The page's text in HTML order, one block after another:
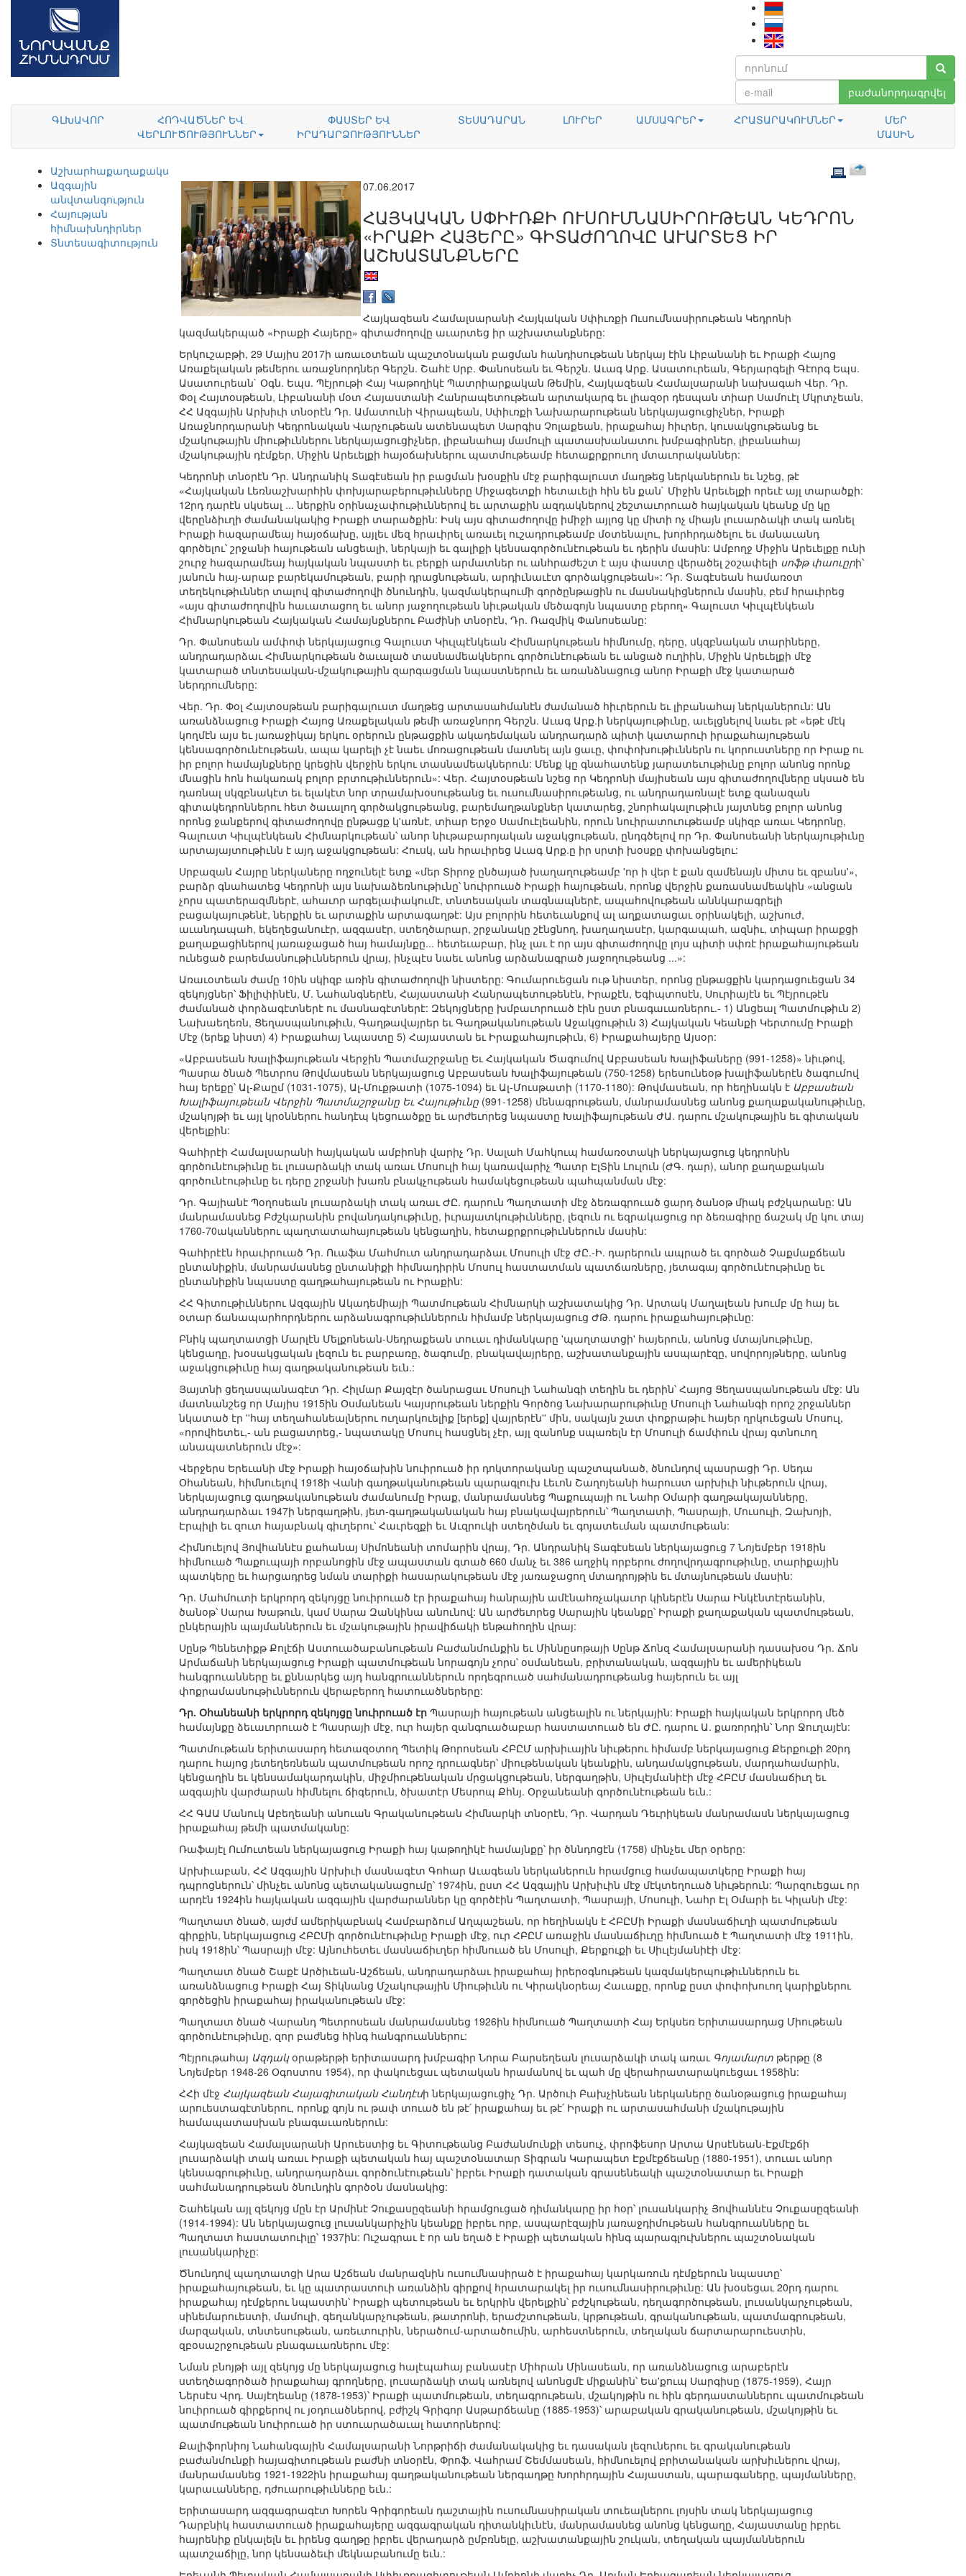
բաժանորդագրվել
ԳԼԽԱՎՈՐ
ՀՈԴՎԱԾՆԵՐ ԵՎ
ՎԵՐԼՈՒԾՈՒԹՅՈՒՆՆԵՐ
ՓԱՍՏԵՐ ԵՎ
ԻՐԱԴԱՐՁՈՒԹՅՈՒՆՆԵՐ
ՏԵՍԱԴԱՐԱՆ ԼՈՒՐԵՐ ԱՄՍԱԳՐԵՐ ՀՐԱՏԱՐԱԿՈՒՄՆԵՐ
ՄԵՐ
ՄԱՍԻՆ
Աշխարհաքաղաքականություն
Ազգային
անվտանգություն
Հայության
հիմնախնդիրներ
Տնտեսագիտություն
07.06.2017
ՀԱՅԿԱԿԱՆ ՍՓԻՒՌՔԻ ՈՒՍՈՒՄՆԱՍԻՐՈՒԹԵԱՆ ԿԵԴՐՈՆ
«ԻՐԱՔԻ ՀԱՅԵՐԸ» ԳԻՏԱԺՈՂՈՎԸ ԱՒԱՐՏԵՑ ԻՐ
ԱՇԽԱՏԱՆՔՆԵՐԸ
Հայկազեան Համալսարանի Հայկական Սփիւռքի Ուսումնասիրութեան Կեդրոնի
կազմակերպած «Իրաքի Հայերը» գիտաժողովը աւարտեց իր աշխատանքները:
Երկուշաբթի, 29 Մայիս 2017ի առաւօտեան պաշտօնական բացման հանդիսութեան ներկայ էին Լիբանանի եւ Իրաքի Հայոց
Առաքելական թեմերու առաջնորդներ Գերշն. Շահէ Սրբ. Փանոսեան եւ Գերշն. Աւագ Արք. Ասատուրեան, Գերյարգելի Գէորգ Եպս.
Ասատուրեան` Օգն. Եպս. Պէյրութի Հայ Կաթողիկէ Պատրիարքական Թեմին, Հայկազեան Համալսարանի նախագահ Վեր. Դր.
Փօլ Հայտօսթեան, Լիբանանի մօտ Հայաստանի Հանրապետութեան արտակարգ եւ լիազօր դեսպան տիար Սամուէլ Մկրտչեան,
ՀՀ Ազգային Արխիւի տնօրէն Դր. Ամատունի Վիրապեան, Սփիւռքի Նախարարութեան ներկայացուցիչներ, Իրաքի
Առաջնորդարանի Կեդրոնական Վարչութեան ատենապետ Սարգիս Չոլաքեան, իրաքահայ հիւրեր, կուսակցութեանց եւ
մշակութային միութիւններու ներկայացուցիչներ, լիբանահայ մամուլի պատասխանատու խմբագիրներ, լիբանահայ
մշակութային դէմքեր, Միջին Արեւելքի հայօճախներու պատմութեամբ հետաքրքրուող մտաւորականներ:
Կեդրոնի տնօրէն Դր. Անդրանիկ Տագէսեան իր բացման խօսքին մէջ բարիգալուստ մաղթեց ներկաներուն եւ նշեց, թէ
«Հայկական Լեռնաշխարհին փոխյարաբերութիւնները Միջագետքի հետաւելի հին են քան` Միջին Արեւելքի որեւէ այլ տարածքի:
12րդ դարէն սկսեալ ... ներքին օրինաչափութիւններով եւ արտաքին ազդակներով շեշտաւորուած հայկական կեանք մը կը
վերընձիւղի ժամանակակից Իրաքի տարածքին: Իսկ այս գիտաժողովը իմիջի այլոց կը միտի ոչ միայն լուսարձակի տակ առնել
Իրաքի հազարամեայ հայօճախը, այլեւ մեզ հրաւիրել առաւել ուշադրութեամբ մօտենալու, խորհրդածելու եւ մանաւանդ
գործելու՝ շրջանի հայութեան անցեալի, ներկայի եւ գալիքի կենսագործունէութեան եւ դերին մասին: Ամբողջ Միջին Արեւելքը ունի
շուրջ հազարամեայ հայկական նպաստի եւ բերքի արմատներ ու անհրաժեշտ է այս փաստը վերածել շօշափելի սոֆթ փաուըրի՝
յանուն հայ-արաբ բարեկամութեան, բարի դրացնութեան, արդիւնաւէտ գործակցութեան»: Դր. Տագէսեան համառօտ
տեղեկութիւններ տալով գիտաժողովի ծնունդին, կազմակերպումի գործընթացին ու մասնակիցներուն մասին, բեմ հրաւիրեց
«այս գիտաժողովին հաւատացող եւ անոր յաջողութեան նիւթական մեծագոյն նպաստը բերող» Գալուստ Կիւլպէնկեան
Հիմնարկութեան Հայկական Համայնքներու Բաժինի տնօրէն, Դր. Ռազմիկ Փանոսեանը:
Դր. Փանոսեան ամփոփ ներկայացուց Գալուստ Կիւլպէնկեան Հիմնարկութեան հիմնումը, դերը, սկզբնական տարիները,
անդրադարձաւ Հիմնարկութեան ծաւալած տասնամեակներու գործունէութեան եւ անցած ուղիին, Միջին Արեւելքի մէջ
կատարած տնտեսական-մշակութային զարգացման նպաստներուն եւ առանձնացուց անոր Իրաքի մէջ կատարած
ներդրումները:
Վեր. Դր. Փօլ Հայտօսթեան բարիգալուստ մաղթեց արտասահմանէն ժամանած հիւրերուն եւ լիբանահայ ներկաներուն: Ան
առանձնացուց Իրաքի Հայոց Առաքելական թեմի առաջնորդ Գերշն. Աւագ Արք.ի ներկայութիւնը, աւելցնելով նաեւ թէ «եթէ մէկ
կողմէն այս եւ յառաջիկայ երկու օրերուն ընթացքին ակադեմական անդրադարձ պիտի կատարուի իրաքահայութեան
կենսագործունէութեան, ապա կարելի չէ նաեւ մոռացութեան մատնել այն ցաւը, փոփոխութիւններն ու կորուստները որ Իրաք ու
իր բոլոր համայնքները կրեցին վերջին երկու տասնամեակներուն: Մենք կը գնահատենք յարատեւութիւնը բոլոր անոնց որոնք
մնացին հոն հակառակ բոլոր բրտութիւններուն»: Վեր. Հայտօսթեան նշեց որ Կեդրոնի մայիսեան այս գիտաժողովները սկսած են
դառնալ սկզբնակէտ եւ ելակէտ նոր տրամախօսութեանց եւ ուսումնասիրութեանց, ու անդրադառնալէ ետք զանազան
գիտակեդրոններու հետ ծաւալող գործակցութեանց, բարեմաղթանքներ կատարեց, շնորհակալութիւն յայտնեց բոլոր անոնց
որոնց ջանքերով գիտաժողովը ընթացք կ'առնէ, տիար Երջօ Սամուէլեանին, որուն նուիրատուութեամբ սկիզբ առաւ Կեդրոնը,
Գալուստ Կիւլպէնկեան Հիմնարկութեան՝ անոր նիւթաբարոյական աջակցութեան, ընդգծելով որ Դր. Փանոսեանի ներկայութիւնը
արտայայտութիւնն է այդ աջակցութեան: Հուսկ, ան հրաւիրեց Աւագ Արք.ը իր սրտի խօսքը փոխանցելու:
Սրբազան Հայրը ներկաները ողջունելէ ետք «մեր Տիրոջ ընծայած խաղաղութեամբ 'որ ի վեր է քան զամենայն միտս եւ զբանս'»,
բարձր գնահատեց Կեդրոնի այս նախաձեռնութիւնը՝ նուիրուած Իրաքի հայութեան, որոնք վերջին քառասնամեակին «անցան
չորս պատերազմներէ, ահաւոր արգելափակումէ, տնտեսական տագնապներէ, ապահովութեան աննկարագրելի
բացակայութենէ, ներքին եւ արտաքին արտագաղթէ: Այս բոլորին հետեւանքով ալ աղքատացաւ օրինակելի, աշխուժ,
աւանդապահ, եկեղեցանուէր, ազգասէր, ստեղծարար, շրջանակը շէնցնող, խաղաղասէր, կարգապահ, ազնիւ, տիպար իրաքցի
քաղաքացիներով յառաջացած հայ համայնքը... հետեւաբար, ինչ լաւ է որ այս գիտաժողովը լոյս պիտի սփռէ իրաքահայութեան
ունեցած բարեմասնութիւններուն վրայ, ինչպէս նաեւ անոնց արձանագրած յաջողութեանց ...»:
Առաւօտեան ժամը 10ին սկիզբ առին գիտաժողովի նիստերը: Գումարուեցան ութ նիստեր, որոնց ընթացքին կարդացուեցան 34
զեկոյցներ՝ Ֆիլիփինէն, Մ. Նահանգներէն, Հայաստանի Հանրապետութենէն, Իրաքէն, Եգիպտոսէն, Սուրիայէն եւ Պէյրութէն
ժամանած փորձագէտներէ ու մասնագէտներէ: Զեկոյցները խմբաւորուած էին ըստ բնագաւառներու.- 1) Անցեալ Պատմութիւն 2)
Նախաեղեռն, Ցեղասպանութիւն, Գաղթավայրեր եւ Գաղթականութեան Աջակցութիւն 3) Հայկական Կեանքի Կերտումը Իրաքի
Մէջ (երեք նիստ) 4) Իրաքահայ Նպաստը 5) Հայաստան եւ Իրաքահայութիւն, 6) Իրաքահայերը Այսօր:
«Աբբասեան Խալիֆայութեան Վերջին Պատմաշրջանը Եւ Հայկական Ծագումով Աբբասեան Խալիֆաները (991-1258)» նիւթով,
Պասրա ծնած Պետրոս Թովմասեան ներկայացուց Աբբասեան Խալիֆայութեան (750-1258) երեսունեօթ խալիֆաներէն ծագումով
հայ երեքը՝ Ալ-Քաըմ (1031-1075), Ալ-Մուքթատի (1075-1094) եւ Ալ-Մուսթատի (1170-1180): Թովմասեան, որ հեղինակն է Աբբասեան
Խալիֆայութեան Վերջին Պատմաշրջանը Եւ Հայութիւնը (991-1258) մենագրութեան, մանրամասնեց անոնց քաղաքականութիւնը,
մշակոյթի եւ այլ կրօններու հանդէպ կեցուածքը եւ արժեւորեց նպաստը Խալիֆայութեան ԺԱ. դարու մշակութային եւ գիտական
վերելքին:
Գահիրէի Համալսարանի հայկական ամբիոնի վարիչ Դր. Սալահ Մահկուպ համառօտակի ներկայացուց կեդրոնին
գործունէութիւնը եւ լուսարձակի տակ առաւ Մոսուլի հայ կառավարիչ Պատր ԷլՏին Լուլուն (ԺԳ. դար), անոր քաղաքական
գործունէութիւնը եւ դերը շրջանի խառն բնակչութեան համակեցութեան պահպանման մէջ:
Դր. Գայիանէ Պօղոսեան լուսարձակի տակ առաւ ԺԸ. դարուն Պաղտատի մէջ ձեռագրուած ցարդ ծանօթ միակ բժշկարանը: Ան
մանրամասնեց Բժշկարանին բովանդակութիւնը, իւրայատկութիւնները, լեզուն ու եզրակացուց որ ձեռագիրը ճաշակ մը կու տայ
1760-70ականներու պաղտատահայութեան կենցաղին, հետաքրքրութիւններուն մասին:
Գահիրէէն հրաւիրուած Դր. Ուաֆա Մահմուտ անդրադարձաւ Մոսուլի մէջ ԺԸ.-Ի. դարերուն ապրած եւ գործած Չաքմաքճեան
ընտանիքին, մանրամասնեց ընտանիքի հիմնադիրին Մոսուլ հաստատման պատճառները, յետագայ գործունէութիւնը եւ
ընտանիքին նպաստը գաղթահայութեան ու Իրաքին:
ՀՀ Գիտութիւններու Ազգային Ակադեմիայի Պատմութեան Հիմնարկի աշխատակից Դր. Արտակ Մաղալեան խումբ մը հայ եւ
օտար ճանապարհորդներու արձանագրութիւններուն հիմամբ ներկայացուց ԺԹ. դարու իրաքահայութիւնը:
Բնիկ պաղտատցի Մարլէն Մելքոնեան-Սեդրաքեան տուաւ դիմանկարը 'պաղտատցի' հայերուն, անոնց մտայնութիւնը,
կենցաղը, խօսակցական լեզուն եւ բարբառը, ծագումը, բնակավայրերը, աշխատանքային ասպարէզը, սովորոյթները, անոնց
աջակցութիւնը հայ գաղթականութեան եւն.:
Յայտնի ցեղասպանագէտ Դր. Հիլմար Քայզէր ծանրացաւ Մոսուլի Նահանգի տեղին եւ դերին՝ Հայոց Ցեղասպանութեան մէջ: Ան
մատնանշեց որ Մայիս 1915ին Օսմանեան Կայսրութեան ներքին Գործոց Նախարարութիւնը Մոսուլի Նահանգի որոշ շրջաններ
նկատած էր ''հայ տեղահանեալներու ուղարկուելիք [երեք] վայրերէն'' մին, սակայն շատ փոքրաթիւ հայեր ղրկուեցան Մոսուլ,
«որովհետեւ,- ան բացատրեց,- նպատակը Մոսուլ հասցնել չէր, այլ զանոնք սպառելն էր Մոսուլի ճամփուն վրայ գտնուող
անապատներուն մէջ»:
Վերջերս Երեւանի մէջ Իրաքի հայօճախին նուիրուած իր դոկտորականը պաշտպանած, ծնունդով պասրացի Դր. Սեդա
Օհանեան, հիմնուելով 1918ի Վանի գաղթականութեան պարագլուխ Լեւոն Շաղոյեանի հարուստ արխիւի նիւթերուն վրայ,
ներկայացուց գաղթականութեան ժամանումը Իրաք, մանրամասնեց Պաքուպայի ու Նահր Օմարի գաղթակայանները,
անդրադարձաւ 1947ի ներգաղթին, յետ-գաղթականական հայ բնակավայրերուն՝ Պաղտատի, Պասրայի, Մուսուլի, Զախոյի,
Էրպիլի եւ զուտ հայաբնակ գիւղերու՝ Հաւրեզքի եւ Աւզրուկի ստեղծման եւ գոյատեւման պատմութեան:
Հիմնուելով Յովհաննէս քահանայ Սիմոնեանի տոմարին վրայ, Դր. Անդրանիկ Տագէսեան ներկայացուց 7 Նոյեմբեր 1918ին
հիմնուած Պաքուպայի որբանոցին մէջ ապաստան գտած 660 մանչ եւ 386 աղջիկ որբերու ժողովրդագրութիւնը, տարիքային
պատկերը եւ հարցադրեց նման տարիքի հասարակութեան մէջ յառաջացող մտադրոյթին եւ մտայնութեան մասին:
Դր. Մահմուտի երկրորդ զեկոյցը նուիրուած էր իրաքահայ հանրային ամէնահռչակաւոր կիներէն Սարա Ինկէնտէրեանին,
ծանօթ՝ Սարա Խաթուն, կամ Սարա Զանկինա անունով: Ան արժեւորեց Սարային կեանքը՝ Իրաքի քաղաքական պատմութեան,
ընկերային պայմաններուն եւ մշակութային իրավիճակի ենթահողին վրայ:
Սընթ Պենետիքթ Քոլէճի Աստուածաբանութեան Բաժանմունքին եւ Միննըսոթայի Սընթ Ճոնզ Համալսարանի դասախօս Դր. Ճոն
Արմաճանի ներկայացուց Իրաքի պատմութեան նորագոյն չորս՝ օսմանեան, բրիտանական, ազգային եւ ամերիկեան
հանգրուանները եւ քննարկեց այդ հանգրուաններուն որդեգրուած սահմանադրութեանց հայերուն եւ այլ
փոքրամասնութիւններուն վերաբերող հատուածներերը:
Դր. Օհանեանի երկրորդ զեկոյցը նուիրուած էր Պասրայի հայութեան անցեալին ու ներկային: Իրաքի հայկական երկրորդ մեծ
համայնքը ձեւաւորուած է Պասրայի մէջ, ուր հայեր զանգուածաբար հաստատուած են ԺԸ. դարու Ա. քառորդին՝ Նոր Ջուղայէն:
Պատմութեան երիտասարդ հետազօտող Պետիկ Թորոսեան ՀԲԸՄ արխիւային նիւթերու հիմամբ ներկայացուց Քերքուքի 20րդ
դարու հայոց յետեղեռնեան պատմութեան որոշ դրուագներ՝ միութենական կեանքին, անդամակցութեան, մարդահամարին,
կենցաղին եւ կենսամակարդակին, միջմիութենական մրցակցութեան, ներգաղթին, Սիւլէյմանիէի մէջ ՀԲԸՄ մասնաճիւղ եւ
ազգային վարժարան հիմնելու ճիգերուն, ծխատէր Մեսրոպ Քհնյ. Օրջանեանի գործունէութեան եւն.:
ՀՀ ԳԱԱ Մանուկ Աբեղեանի անուան Գրականութեան Հիմնարկի տնօրէն, Դր. Վարդան Դեւրիկեան մանրամասն ներկայացուց
իրաքահայ թեմի պատմականը:
Ռաֆայէլ Ումուտեան ներկայացուց Իրաքի հայ կաթողիկէ համայնքը՝ իր ծննդոցէն (1758) մինչեւ մեր օրերը:
Արխիւաբան, ՀՀ Ազգային Արխիւի մասնագէտ Գոհար Աւագեան ներկաներուն հրամցուց համապատկերը Իրաքի հայ
դպրոցներուն՝ մինչեւ անոնց պետականացումը՝ 1974ին, ըստ ՀՀ Ազգային Արխիւին մէջ մէկտեղուած նիւթերուն: Պարզուեցաւ որ
արդէն 1924ին հայկական ազգային վարժարաններ կը գործէին Պաղտատի, Պասրայի, Մոսուլի, Նահր Էլ Օմարի եւ Կիլանի մէջ:
Պաղտատ ծնած, այժմ ամերիկաբնակ Համբարձում Աղպաշեան, որ հեղինակն է ՀԲԸՄի Իրաքի մասնաճիւղի պատմութեան
գիրքին, ներկայացուց ՀԲԸՄի գործունէութիւնը Իրաքի մէջ, ուր ՀԲԸՄ առաջին մասնաճիւղը հիմնուած է Պաղտատի մէջ 1911ին,
իսկ 1918ին՝ Պասրայի մէջ: Այնուհետեւ մասնաճիւղեր հիմնուած են Մոսուլի, Քերքուքի եւ Սիւլէյմանիէի մէջ:
Պաղտատ ծնած Շաքէ Արծիւեան-Աշճեան, անդրադարձաւ իրաքահայ իրերօգնութեան կազմակերպութիւններուն եւ
առանձնացուց Իրաքի Հայ Տիկնանց Մշակութային Միութիւնն ու Կիրակնօրեայ Հաւաքը, որոնք ըստ փոփոխուող կարիքներու
գործեցին իրաքահայ իրականութեան մէջ:
Պաղտատ ծնած Վարանդ Պետրոսեան մանրամասնեց 1926ին հիմնուած Պաղտատի Հայ Երկսեռ Երիտասարդաց Միութեան
գործունէութիւնը, զոր բաժնեց հինգ հանգրուաններու:
Պէյրութահայ Ազդակօրաթերթի երիտասարդ խմբագիր Նորա Բարսեղեան լուսարձակի տակ առաւ Գոյամարտ թերթը (8
Նոյեմբեր 1948-26 Օգոստոս 1954), որ փակուեցաւ պետական հրամանով եւ պահ մը վերահրատարակուեցաւ 1958ին:
ՀՀի մէջ Հայկազեան Հայագիտական Հանդէսի ներկայացուցիչ Դր. Արծուի Բախչինեան ներկաները ծանօթացուց իրաքահայ
արուեստագէտներու, որոնք գոյն ու թափ տուած են թէ՛ իրաքահայ եւ թէ՛ Իրաքի ու արտասահմանի մշակութային
համապատասխան բնագաւառներուն:
Հայկազեան Համալսարանի Արուեստից եւ Գիտութեանց Բաժանմունքի տեսուչ, փրոֆեսոր Արտա Արսէնեան-Էքմէքճի
լուսարձակի տակ առաւ Իրաքի պետական հայ պաշտօնատար Տիգրան Կարապետ Էքմէքճեանը (1880-1951), տուաւ անոր
կենսագրութիւնը, անդրադարձաւ գործունէութեան՝ իբրեւ Իրաքի դատական գրասենեակի պաշտօնատար եւ Իրաքի
սահմանադրութեան ծնունդին գործօն մասնակից:
Շահեկան այլ զեկոյց մըն էր Արմինէ Չուքասըզեանի հրամցուցած դիմանկարը իր հօր՝ լուսանկարիչ Յովհաննէս Չուքասըզեանի
(1914-1994): Ան ներկայացուց լուսանկարիչին կեանքը իբրեւ որբ, ասպարէզային յառաջդիմութեան հանգրուանները եւ
Պաղտատ հաստատուիլը՝ 1937ին: Ուշագրաւ է որ ան եղած է Իրաքի պետական հինգ պարագլուխներու պաշտօնական
լուսանկարիչը:
Ծնունդով պաղտատցի Արա Աշճեան մանրազնին ուսումնասիրած է իրաքահայ կարկառուն դէմքերուն նպաստը՝
իրաքահայութեան, եւ կը պատրաստուի առանձին գիրքով հրատարակել իր ուսումնասիրութիւնը: Ան խօսեցաւ 20րդ դարու
իրաքահայ դէմքերու նպաստին՝ Իրաքի պետութեան եւ երկրին վերելքին՝ բժշկութեան, դեղագործութեան, լուսանկարչութեան,
սինեմարուեստի, մամուլի, գեղանկարչութեան, թատրոնի, երաժշտութեան, կրթութեան, գրականութեան, պատմագրութեան,
մարզական, տնտեսութեան, առեւտուրին, ներածում-արտածումին, արհեստներուն, տեղական ճարտարարուեստին,
զբօսաշրջութեան բնագաւառներու մէջ:
Նման բնոյթի այլ զեկոյց մը ներկայացուց հալէպահայ բանասէր Միհրան Մինասեան, որ առանձնացուց արաբերէն
ստեղծագործած իրաքահայ գրողները, լուսարձակի տակ առնելով անոնցմէ միքանին՝ Եա'քուպ Սարգիսը (1875-1959), Հայր
Ներսէս Վրդ. Սայէղեանը (1878-1953)՝ Իրաքի պատմութեան, տեղագրութեան, մշակոյթին ու հին գերդաստաններու պատմութեան
նուիրուած գիրքերով ու յօդուածներով, բժիշկ Գրիգոր Ասթարճեանը (1885-1953)՝ արաբական գրականութեան, մշակոյթին եւ
պատմութեան նուիրուած իր ստուարածաւալ հատորներով:
Քալիֆորնիոյ Նահանգային Համալսարանի Նորթրիճի ժամանակակից եւ դասական լեզուներու եւ գրականութեան
բաժանմունքի հայագիտութեան բաժնի տնօրէն, Փրոֆ. Վահրամ Շեմմասեան, հիմնուելով բրիտանական արխիւներու վրայ,
մանրամասնեց 1921-1922ին իրաքահայ գաղթականութեան ներգաղթը Խորհրդային Հայաստան, պարագաները, պայմանները,
կարաւանները, դժուարութիւնները եւն.:
Երիտասարդ ազգագրագէտ Խորեն Գրիգորեան դաշտային ուսումնասիրական տուեալներու լոյսին տակ ներկայացուց
Դարբնիկ հաստատուած իրաքահայերը ազգագրական դիտանկիւնէն, մանրամասնեց անոնց կենցաղը, Հայաստանը իբրեւ
հայրենիք ընկալելն եւ իրենց գաղթը իբրեւ վերադարձ ըմբռնելը, աշխատանքային շուկան, տեղական պայմաններուն
պատշաճիլը, նոր կենսաձեւի մեկնաբանումը եւն.: